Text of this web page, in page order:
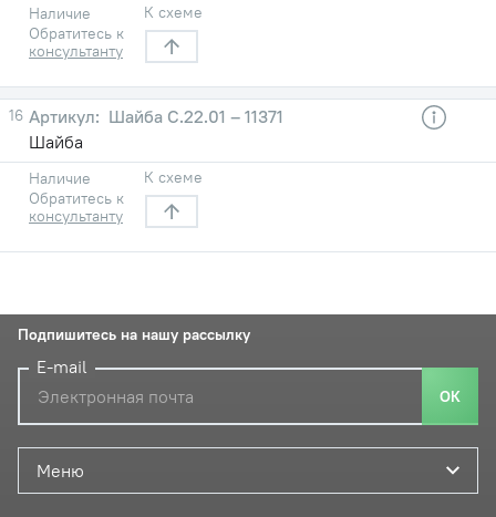
Наличие
Обратитесь к
консультанту
К схеме
16
Шайба C.22.01 – 11371
Шайба
Наличие
Обратитесь к
консультанту
К схеме
Меню
Подпишитесь на нашу рассылку
E-mail
ОК